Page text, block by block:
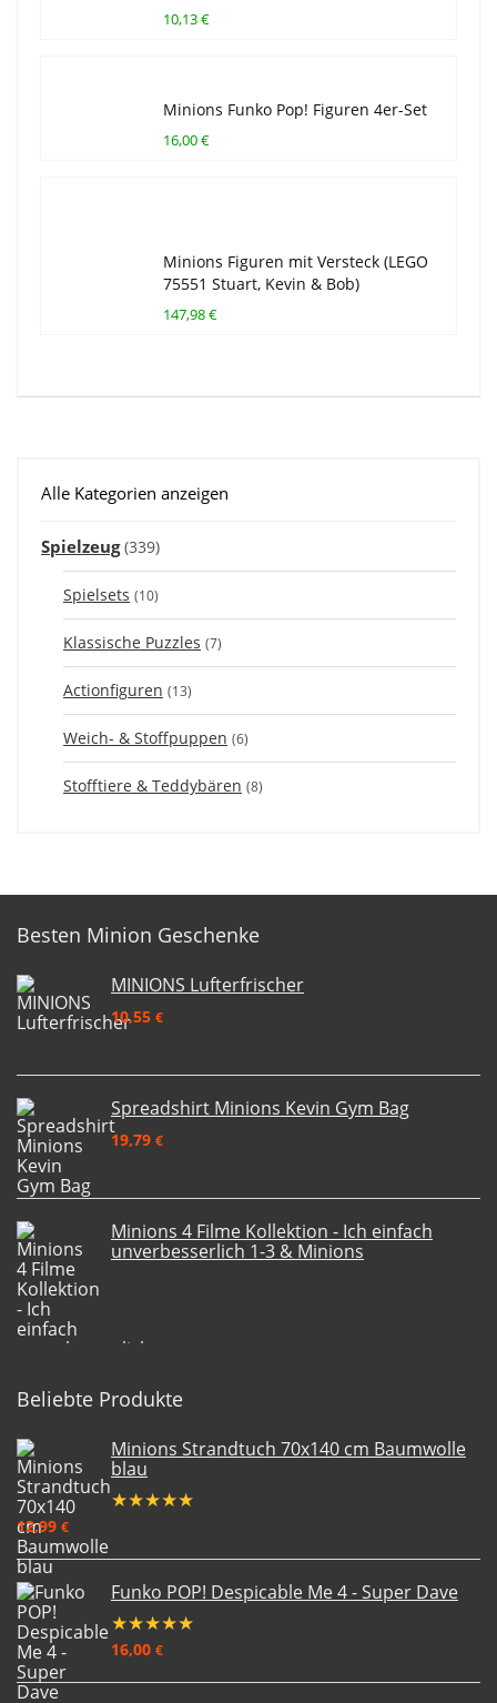
10,13 €
Minions Funko Pop! Figuren 4er-Set
16,00 €
Minions Figuren mit Versteck (LEGO
75551 Stuart, Kevin & Bob)
147,98 €
Alle Kategorien anzeigen
Spielzeug (339)
Spielsets (10)
Klassische Puzzles (7)
Actionfiguren (13)
Weich- & Stoffpuppen (6)
Stofftiere & Teddybären (8)
Besten Minion Geschenke
MINIONS Lufterfrischer
10,55 €
Spreadshirt Minions Kevin Gym Bag
19,79 €
Minions 4 Filme Kollektion - Ich einfach
unverbesserlich 1-3 & Minions
Beliebte Produkte
Minions Strandtuch 70x140 cm Baumwolle
blau
★★★★★
12,99 €
Funko POP! Despicable Me 4 - Super Dave
★★★★★
16,00 €